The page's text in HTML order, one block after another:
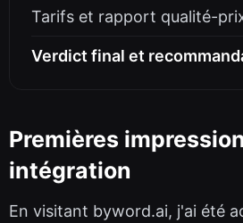
Tarifs et rapport qualité-
Verdict final et
Premières
intégration
En visitant byword.ai, j'ai été